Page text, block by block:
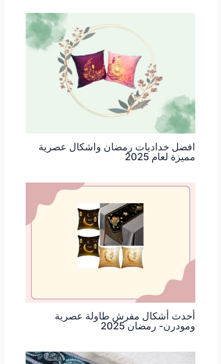
افضل خداديات رمضان واشكال عصرية
مميزة لعام 2025
أحدث أشكال مفرش طاولة عصرية
ومودرن- رمضان 2025